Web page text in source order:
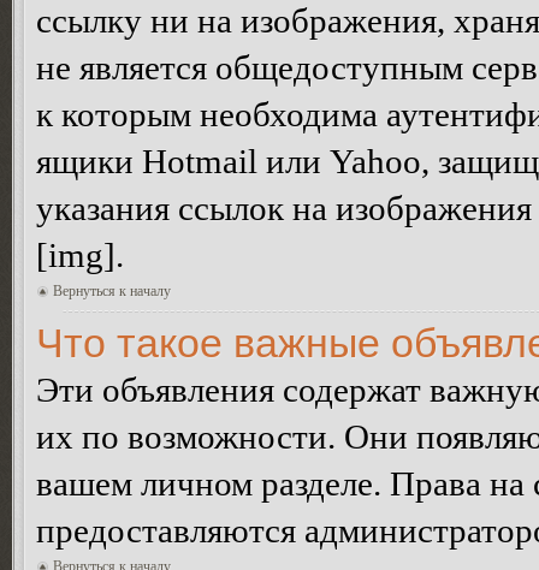
ссылку ни на изображения,
не является общедоступным
к которым необходима
ящики Hotmail или Yahoo,
указания ссылок на
[img].
Вернуться к началу
Что такое важные
Эти объявления содержат
их по возможности. Они
вашем личном разделе. Права
предоставляются
Вернуться к началу